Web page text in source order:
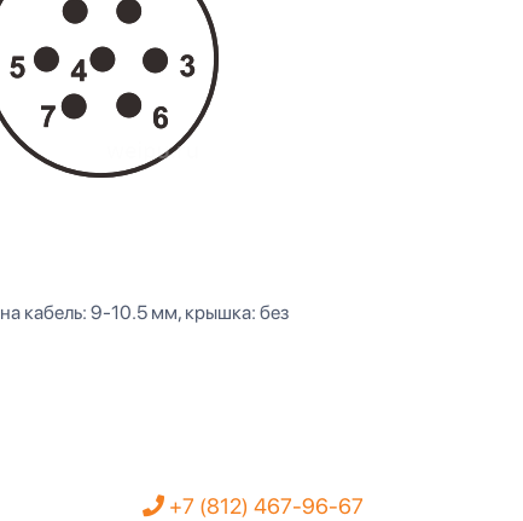
кабель: 9-10.5 мм, крышка: без
+7 (812) 467-96-67